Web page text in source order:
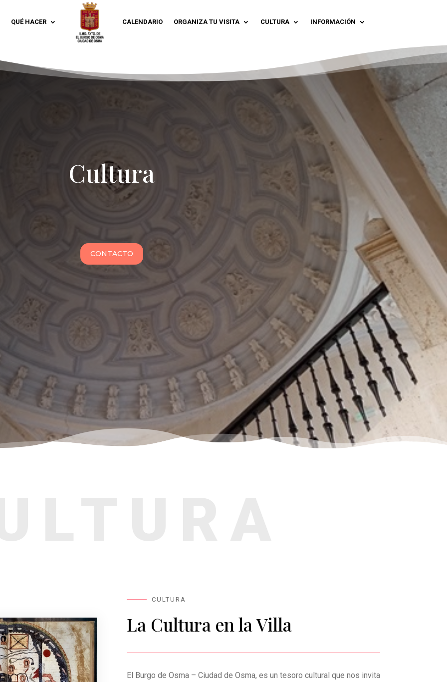
QUÉ HACER CALENDARIO ORGANIZA TU VISITA CULTURA INFORMACIÓN
Cultura
CONTACTO
CULTURA
La Cultura en la Villa
El Burgo de Osma – Ciudad de Osma, es un tesoro cultural que nos invita